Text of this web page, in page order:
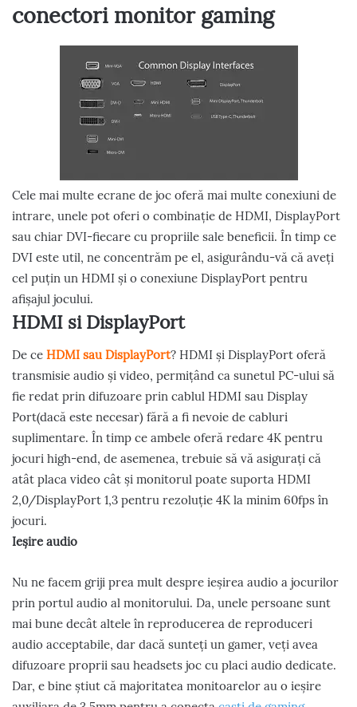
conectori monitor gaming
Cele mai multe ecrane de joc oferă mai multe conexiuni de
intrare, unele pot oferi o combinație de HDMI, DisplayPort
sau chiar DVI-fiecare cu propriile sale beneficii. În timp ce
DVI este util, ne concentrăm pe el, asigurându-vă că aveți
cel puțin un HDMI și o conexiune DisplayPort pentru
afișajul jocului.
HDMI si DisplayPort
De ce HDMI sau DisplayPort? HDMI și DisplayPort oferă
transmisie audio și video, permițând ca sunetul PC-ului să
fie redat prin difuzoare prin cablul HDMI sau Display
Port(dacă este necesar) fără a fi nevoie de cabluri
suplimentare. În timp ce ambele oferă redare 4K pentru
jocuri high-end, de asemenea, trebuie să vă asigurați că
atât placa video cât și monitorul poate suporta HDMI
2,0/DisplayPort 1,3 pentru rezoluție 4K la minim 60fps în
jocuri.
Ieșire audio
Nu ne facem griji prea mult despre ieșirea audio a jocurilor
prin portul audio al monitorului. Da, unele persoane sunt
mai bune decât altele în reproducerea de reproduceri
audio acceptabile, dar dacă sunteți un gamer, veți avea
difuzoare proprii sau headsets joc cu placi audio dedicate.
Dar, e bine știut că majoritatea monitoarelor au o ieșire